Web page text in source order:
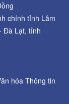
chính tỉnh Lâm
Đà Lạt, tỉnh
hóa Thông tin